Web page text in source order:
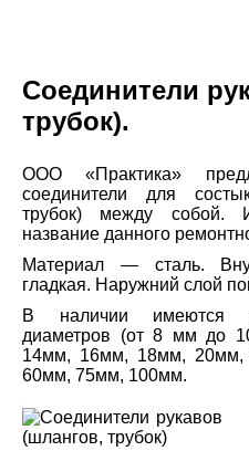
Соединители
трубок).
ООО «Практика»
соединители для
трубок) между собой.
название данного
Материал — сталь.
гладкая. Наружний слой
В наличии имеются
диаметров (от 8 мм до
14мм, 16мм, 18мм,
60мм, 75мм, 100мм.